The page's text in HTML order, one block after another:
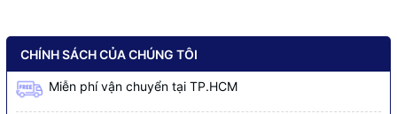
CHÍNH SÁCH CỦA CHÚNG TÔI
Miễn phí vận chuyển tại TP.HCM